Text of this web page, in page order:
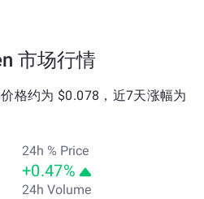
市场行情
格约为 $0.078，近7天涨幅为
24h % Price
+0.47%
24h Volume